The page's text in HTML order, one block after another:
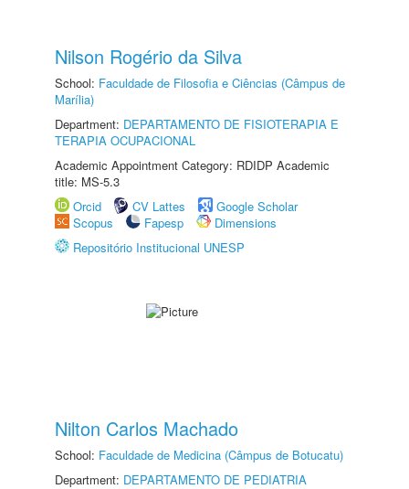
Nilson Rogério da Silva
School: Faculdade de Filosofia e Ciências (Câmpus de
Marília)
Department: DEPARTAMENTO DE FISIOTERAPIA E
TERAPIA OCUPACIONAL
Academic Appointment Category: RDIDP Academic
title: MS-5.3
Orcid
CV Lattes
Google Scholar
Scopus
Fapesp
Dimensions
Repositório Institucional UNESP
Nilton Carlos Machado
School: Faculdade de Medicina (Câmpus de Botucatu)
Department: DEPARTAMENTO DE PEDIATRIA